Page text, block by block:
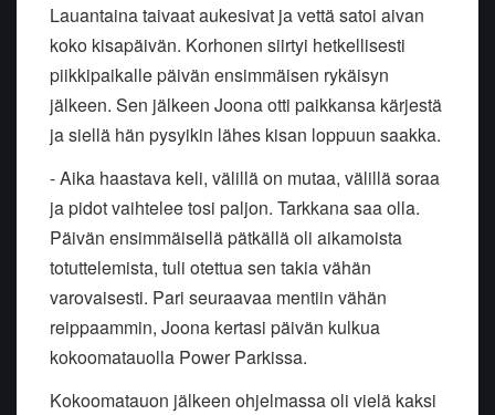
Lauantaina taivaat aukesivat ja vettä satoi aivan
koko kisapäivän. Korhonen siirtyi hetkellisesti
piikkipaikalle päivän ensimmäisen rykäisyn
jälkeen. Sen jälkeen Joona otti paikkansa kärjestä
ja siellä hän pysyikin lähes kisan loppuun saakka.
- Aika haastava keli, välillä on mutaa, välillä soraa
ja pidot vaihtelee tosi paljon. Tarkkana saa olla.
Päivän ensimmäisellä pätkällä oli aikamoista
totuttelemista, tuli otettua sen takia vähän
varovaisesti. Pari seuraavaa mentiin vähän
reippaammin, Joona kertasi päivän kulkua
kokoomatauolla Power Parkissa.
Kokoomatauon jälkeen ohjelmassa oli vielä kaksi